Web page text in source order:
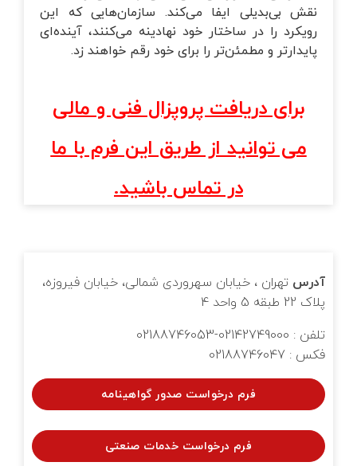
نقش بی‌بدیلی ایفا می‌کند. سازمان‌هایی که این
رویکرد را در ساختار خود نهادینه می‌کنند، آینده‌ای
پایدارتر و مطمئن‌تر را برای خود رقم خواهند زد.
برای دریافت پروپزال فنی و مالی
می توانید از طریق این فرم با ما
در تماس باشید.
آدرس تهران ، خیابان سهروردی شمالی، خیابان فیروزه،
پلاک 22 طبقه 5 واحد 4
تلفن : 02142749000-02188746053
فکس : 02188746047
فرم درخواست صدور گواهینامه
فرم درخواست خدمات صنعتی